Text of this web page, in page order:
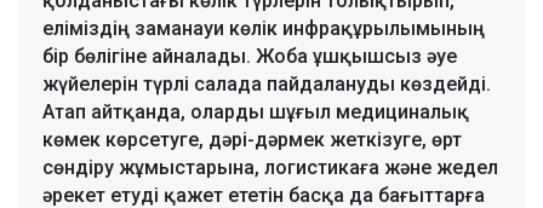
еліміздің заманауи көлік инфрақұрылымының
бір бөлігіне айналады. Жоба ұшқышсыз әуе
жүйелерін түрлі салада пайдалануды көздейді.
Атап айтқанда, оларды шұғыл медициналық
көмек көрсетуге, дәрі-дәрмек жеткізуге, өрт
сөндіру жұмыстарына, логистикаға және жедел
әрекет етуді қажет ететін басқа да бағыттарға